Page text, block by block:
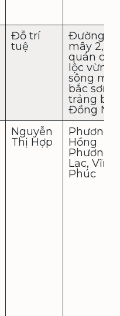
Đỗ trí
tuệ
Đường
mây 2,
quán
lộc vừng,
sông
bắc sơn
trảng
Đồng Nai
Nguyễn
Thị Hợp
Phương
Hồng
Phương,
Lạc, Vĩnh
Phúc